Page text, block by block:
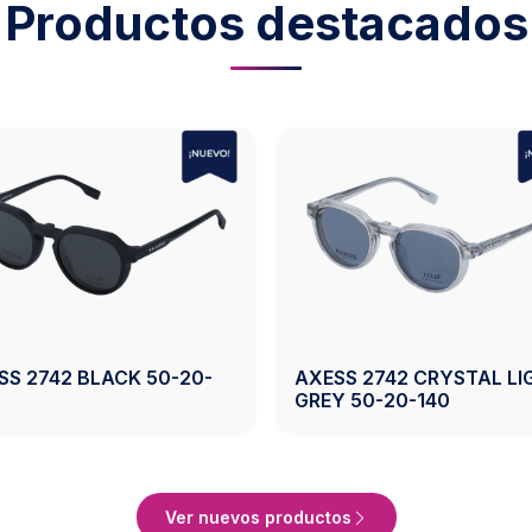
Productos destacados
2743 CRYSTAL
50-19-140
AXESS 2743 CRYSTAL
50-19-140
Ver nuevos productos